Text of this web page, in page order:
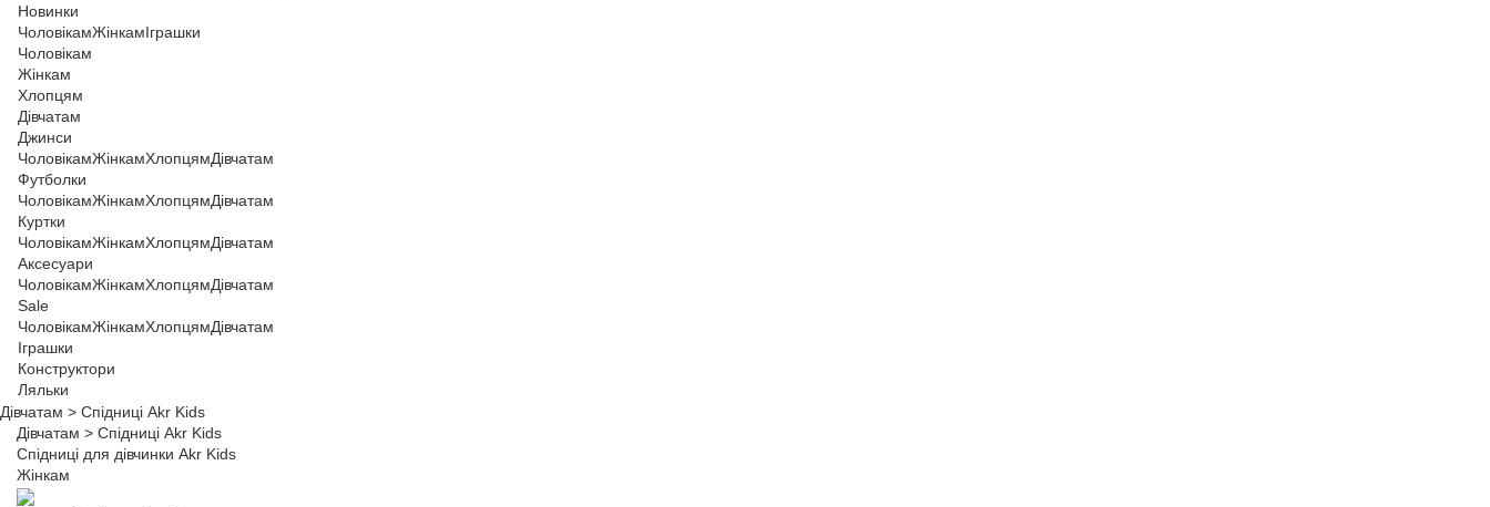
Новинки
ЧоловікамЖінкамІграшки
Чоловікам
Жінкам
Хлопцям
Дівчатам
Джинси
ЧоловікамЖінкамХлопцямДівчатам
Футболки
ЧоловікамЖінкамХлопцямДівчатам
Куртки
ЧоловікамЖінкамХлопцямДівчатам
Аксесуари
ЧоловікамЖінкамХлопцямДівчатам
Sale
ЧоловікамЖінкамХлопцямДівчатам
Іграшки
Конструктори
Ляльки
Дівчатам > Спідниці Akr Kids
Дівчатам > Спідниці Akr Kids
Спідниці для дівчинки Akr Kids
Жінкам